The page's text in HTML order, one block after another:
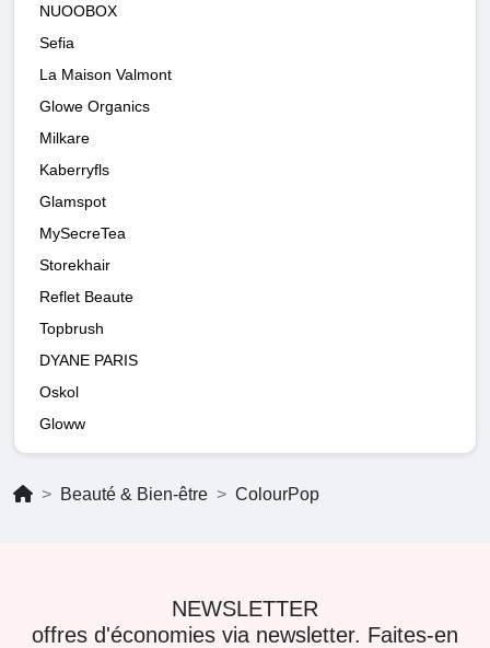
NUOOBOX
Sefia
La Maison Valmont
Glowe Organics
Milkare
Kaberryfls
Glamspot
MySecreTea
Storekhair
Reflet Beaute
Topbrush
DYANE PARIS
Oskol
Gloww
Beauté & Bien-être ColourPop
NEWSLETTER
offres d'économies via newsletter. Faites-en